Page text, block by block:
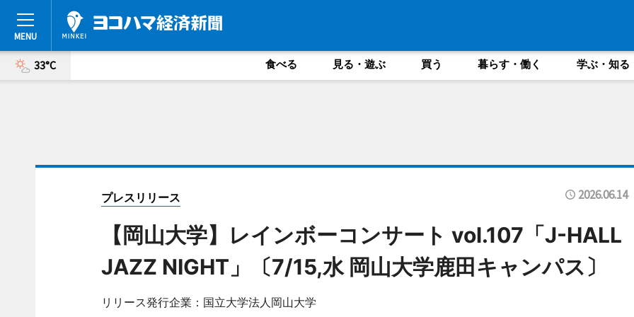
33°C 食べる 見る・遊ぶ 買う 暮らす・働く 学ぶ・知る
プレスリリース 2026.06.14
【岡山大学】レインボーコンサート vol.107「J-HALL
JAZZ NIGHT」〔7/15,水 岡山大学鹿田キャンパス〕
リリース発行企業：国立大学法人岡山大学